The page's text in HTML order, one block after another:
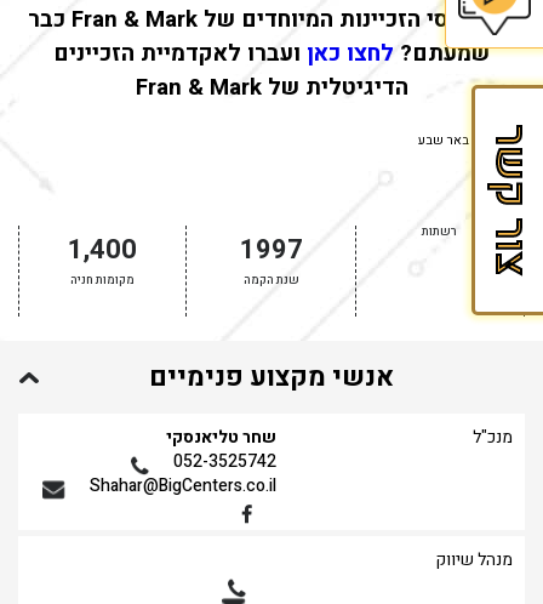
על קורסי הזכיינות המיוחדים של Fran & Mark כבר
שמעתם?לחצו כאן ועברו לאקדמיית הזכיינים
הדיגיטלית של Fran & Mark
צילום: ביג באר שבע
רשתות 1997
שנת הקמה
1,400
מקומות חניה
אנשי מקצוע פנימיים
מנכ"ל
שחר טליאנסקי
052-3525742
Shahar@BigCenters.co.il
מנהל שיווק
בית
הספר
לזכיינות
של
Fran&Mark
צור קשר